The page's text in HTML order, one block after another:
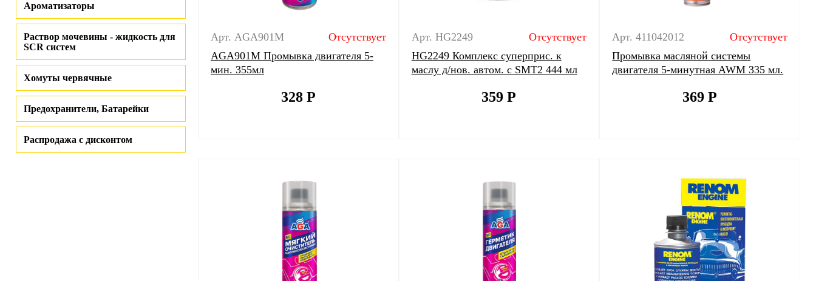
Ароматизаторы
Раствор мочевины - жидкость для
SCR систем
Хомуты червячные
Предохранители, Батарейки
Распродажа с дисконтом
Арт. AGA901M
Отсутствует
AGA901M Промывка двигателя 5-
мин. 355мл
328 Р
Арт. HG2249
Отсутствует
HG2249 Комплекс суперприс. к
маслу д/нов. автом. с SMT2 444 мл
359Р
Арт. 411042012
Отсутствует
Промывка масляной системы
двигателя 5-минутная AWM 335 мл.
369Р